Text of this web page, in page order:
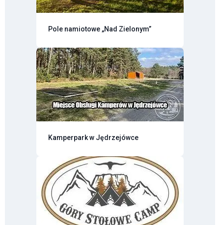
Pole namiotowe „Nad Zielonym”
Kamperpark w Jędrzejówce